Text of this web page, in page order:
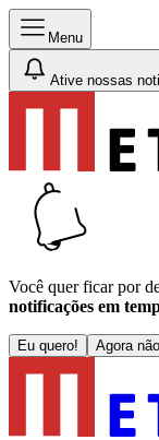
Menu
Ative nossas
Você quer ficar por
notificações em
Eu quero! Agora não